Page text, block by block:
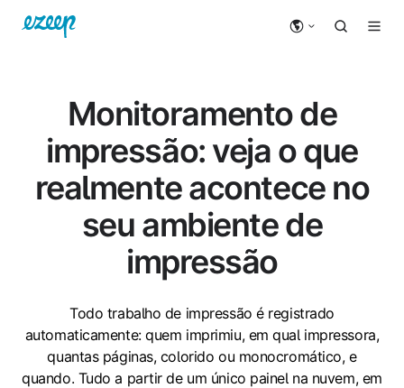
Monitoramento de
impressão: veja o que
realmente acontece no
seu ambiente de
impressão
Todo trabalho de impressão é registrado
automaticamente: quem imprimiu, em qual impressora,
quantas páginas, colorido ou monocromático, e
quando. Tudo a partir de um único painel na nuvem, em